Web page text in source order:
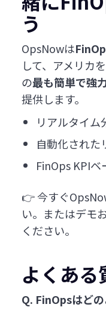
う
OpsNowは
して、アメリカ
の最も簡単で強
提供します。
リアルタイム
自動化された
FinOps KPIベ
👉 今すぐ
い。またはデモ
ください。
よくある
Q. FinOpsはど